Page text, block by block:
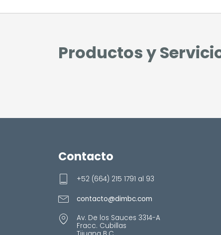
Productos y
Contacto
+52 (664) 215 1791 al 93
contacto@dimbc.com
Av. De los Sauces 3314-A
Fracc. Cubillas